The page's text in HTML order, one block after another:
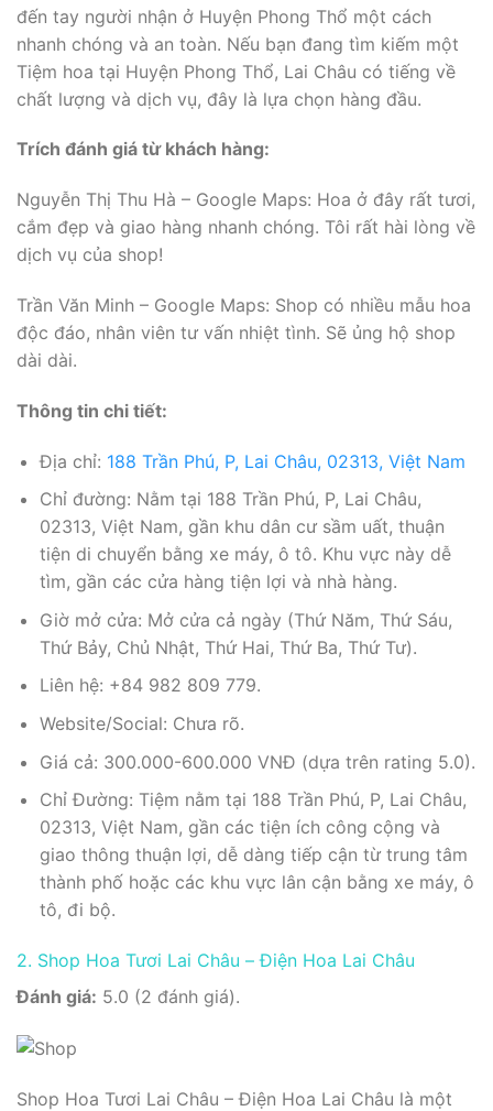
đến tay người nhận ở Huyện Phong Thổ một cách
nhanh chóng và an toàn. Nếu bạn đang tìm kiếm một
Tiệm hoa tại Huyện Phong Thổ, Lai Châu có tiếng về
chất lượng và dịch vụ, đây là lựa chọn hàng đầu.
Trích đánh giá từ khách hàng:
Nguyễn Thị Thu Hà – Google Maps: Hoa ở đây rất tươi,
cắm đẹp và giao hàng nhanh chóng. Tôi rất hài lòng về
dịch vụ của shop!
Trần Văn Minh – Google Maps: Shop có nhiều mẫu hoa
độc đáo, nhân viên tư vấn nhiệt tình. Sẽ ủng hộ shop
dài dài.
Thông tin chi tiết:
Địa chỉ: 188 Trần Phú, P, Lai Châu, 02313, Việt Nam
Chỉ đường: Nằm tại 188 Trần Phú, P, Lai Châu,
02313, Việt Nam, gần khu dân cư sầm uất, thuận
tiện di chuyển bằng xe máy, ô tô. Khu vực này dễ
tìm, gần các cửa hàng tiện lợi và nhà hàng.
Giờ mở cửa: Mở cửa cả ngày (Thứ Năm, Thứ Sáu,
Thứ Bảy, Chủ Nhật, Thứ Hai, Thứ Ba, Thứ Tư).
Liên hệ: +84 982 809 779.
Website/Social: Chưa rõ.
Giá cả: 300.000-600.000 VNĐ (dựa trên rating 5.0).
Chỉ Đường: Tiệm nằm tại 188 Trần Phú, P, Lai Châu,
02313, Việt Nam, gần các tiện ích công cộng và
giao thông thuận lợi, dễ dàng tiếp cận từ trung tâm
thành phố hoặc các khu vực lân cận bằng xe máy, ô
tô, đi bộ.
2. Shop Hoa Tươi Lai Châu – Điện Hoa Lai Châu
Đánh giá: 5.0 (2 đánh giá).
Shop Hoa Tươi Lai Châu – Điện Hoa Lai Châu là một